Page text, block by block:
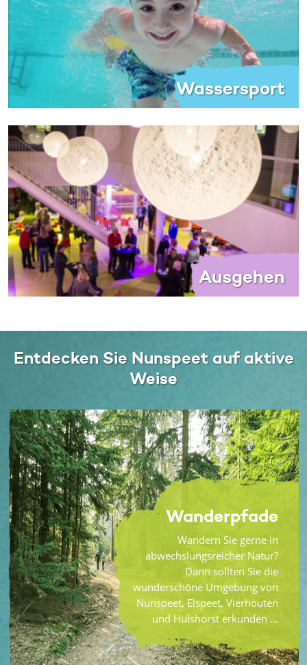
Wassersport
Ausgehen
Entdecken Sie Nunspeet auf aktive
Weise
Wanderpfade
Wandern Sie gerne in
abwechslungsreicher Natur?
Dann sollten Sie die
wunderschöne Umgebung von
Nunspeet, Elspeet, Vierhouten
und Hulshorst erkunden …